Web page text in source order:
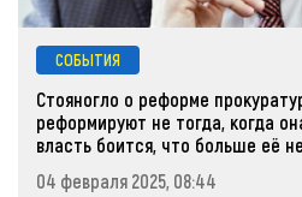
СОБЫТИЯ
Стояногло о реформе
реформируют не тогда, когда
власть боится, что больше её
04 февраля 2025, 08:44